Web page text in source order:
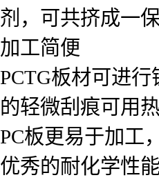
剂，可共挤成一
加工简便
PCTG板材可进
的轻微刮痕可用
PC板更易于加工
优秀的耐化学性